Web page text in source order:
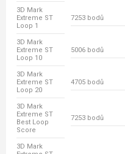
3D Mark
Extreme ST
Loop 1
7253 bodů
3D Mark
Extreme ST
Loop 10
5006 bodů
3D Mark
Extreme ST
Loop 20
4705 bodů
3D Mark
Extreme ST
Best Loop
Score
7253 bodů
3D Mark